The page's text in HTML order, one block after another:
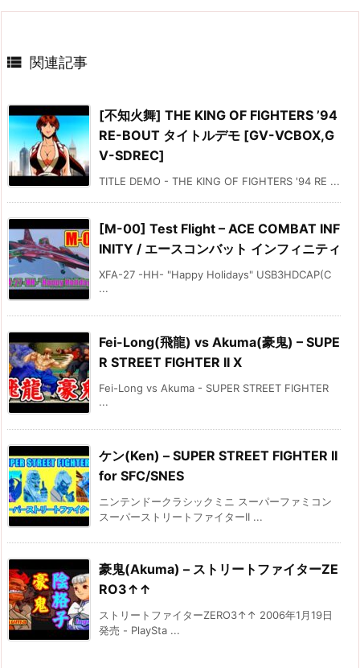
 関連記事
[不知火舞] THE KING OF FIGHTERS ’94
RE-BOUT タイトルデモ [GV-VCBOX,G
V-SDREC]
TITLE DEMO - THE KING OF FIGHTERS '94 RE ...
[M-00] Test Flight – ACE COMBAT INF
INITY / エースコンバット インフィニティ
XFA-27 -HH- "Happy Holidays" USB3HDCAP(C
...
Fei-Long(飛龍) vs Akuma(豪鬼) – SUPE
R STREET FIGHTER II X
Fei-Long vs Akuma - SUPER STREET FIGHTER
...
ケン(Ken) – SUPER STREET FIGHTER II
for SFC/SNES
ニンテンドークラシックミニ スーパーファミコン
スーパーストリートファイターII ...
豪鬼(Akuma) – ストリートファイターZE
RO3↑↑
ストリートファイターZERO3↑↑ 2006年1月19日
発売 - PlaySta ...